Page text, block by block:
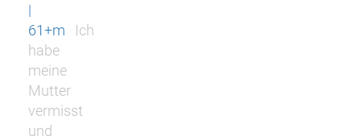
|
61+m
Ich
habe
meine
Mutter
vermisst
und